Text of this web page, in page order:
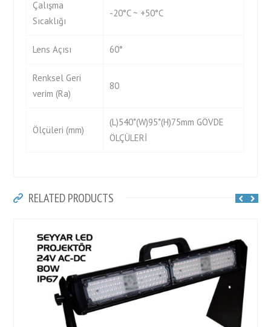
Çalışma
Sıcaklığı
-20°C ~ +50°C
Lens Açısı 60°
Renksel Geri
verim (Ra)
80
Ölçüleri (mm)
(L)540*(W)95*(H)75mm GÖVDE
ÖLÇÜLERİ
RELATED PRODUCTS